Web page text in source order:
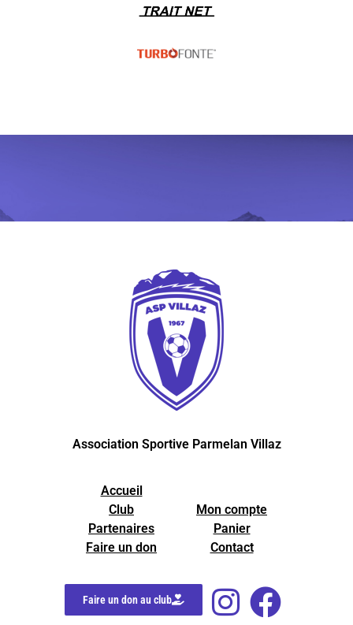
Association Sportive Parmelan Villaz
Accueil
Club
Partenaires
Faire un don
Mon compte
Panier
Contact
Faire un don au club